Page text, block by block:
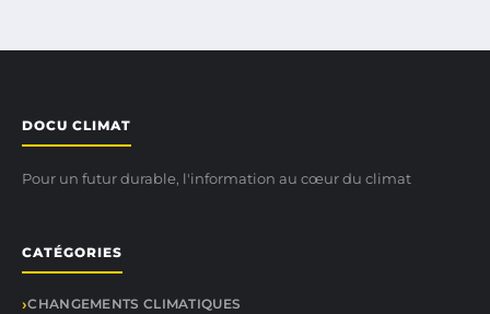
DOCU CLIMAT
Pour un futur durable, l'information au cœur du climat
CATÉGORIES
CHANGEMENTS CLIMATIQUES